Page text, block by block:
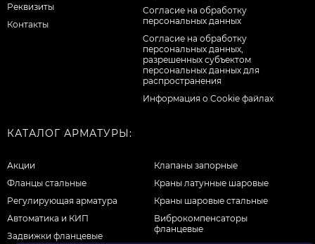
Реквизиты
Контакты
Согласие на обработку
персональных данных
Cогласие на обработку
персональных данных,
разрешенных субъектом
персональных данных для
распространения
Информация о Cookie файлах
КАТАЛОГ АРМАТУРЫ:
Акции
Фланцы стальные
Регулирующая арматура
Автоматика и КИП
Задвижки фланцевые
Клапаны запорные
Краны латунные шаровые
Краны шаровые стальные
Виброкомпенсаторы
фланцевые